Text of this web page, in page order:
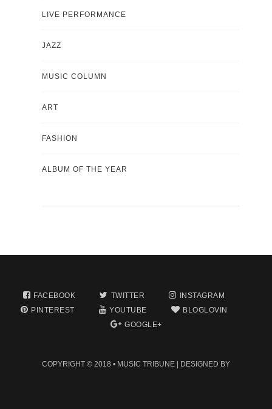
LIVE PERFORMANCE
JAZZ
MUSIC COLUMN
ART
FASHION
ALBUM OF THE YEAR
FACEBOOK TWITTER
INSTAGRAM
PINTEREST
YOUTUBE
BLOGLOVIN
GOOGLE+
COPYRIGHT © 2018 • MUSIC TRIBUNE | DESIGNED BY